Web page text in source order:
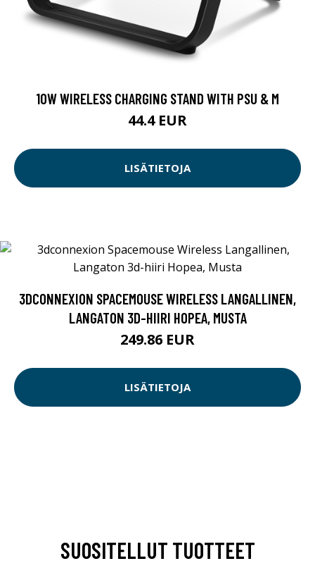
10W WIRELESS CHARGING STAND WITH PSU & M
44.4 EUR
LISÄTIETOJA
3DCONNEXION SPACEMOUSE WIRELESS LANGALLINEN,
LANGATON 3D-HIIRI HOPEA, MUSTA
249.86 EUR
LISÄTIETOJA
SUOSITELLUT TUOTTEET